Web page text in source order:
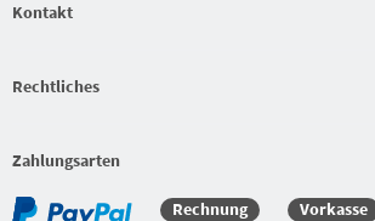
Schlägerkonfigurator
Beläge
Bekleidungssets
Kontakt
Rechtliches
Zahlungsarten
Rechnung Vorkasse